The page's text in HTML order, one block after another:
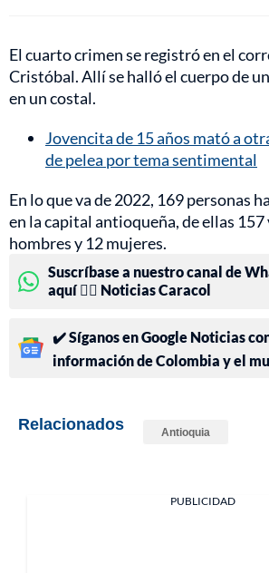
El cuarto crimen se registró en el
Cristóbal. Allí se halló el cuerpo de
en un costal.
Jovencita de 15 años mató a
de pelea por tema sentimental
En lo que va de 2022, 169 personas
en la capital antioqueña, de ellas
hombres y 12 mujeres.
Suscríbase a nuestro canal de
aquí 👉🏻 Noticias Caracol
✔️ Síganos en Google Noticias
información de Colombia y el
Relacionados Antioquia
PUBLICIDAD